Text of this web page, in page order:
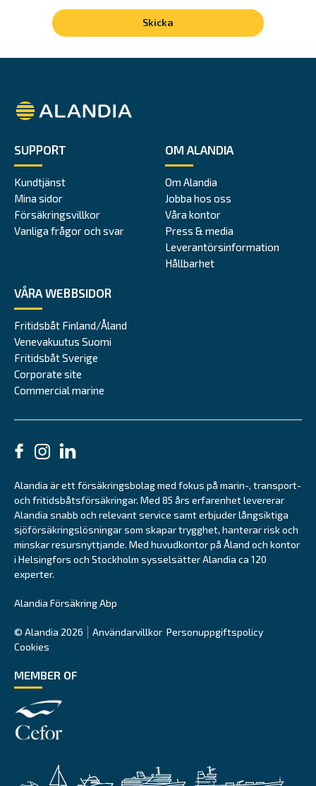
Alandia
SUPPORT
Kundtjänst
Mina sidor
Försäkringsvillkor
Vanliga frågor och svar
OM ALANDIA
Om Alandia
Jobba hos oss
Våra kontor
Press & media
Leverantörsinformation
Hållbarhet
VÅRA WEBBSIDOR
Fritidsbåt Finland/Åland
Venevakuutus Suomi
Fritidsbåt Sverige
Corporate site
Commercial marine
Alandia är ett försäkringsbolag med fokus på marin-, transport-
och fritidsbåtsförsäkringar. Med 85 års erfarenhet levererar
Alandia snabb och relevant service samt erbjuder långsiktiga
sjöförsäkringslösningar som skapar trygghet, hanterar risk och
minskar resursnyttjande. Med huvudkontor på Åland och kontor
i Helsingfors och Stockholm sysselsätter Alandia ca 120
experter.
Alandia Försäkring Abp
© Alandia 2026 Användarvillkor Personuppgiftspolicy
Cookies
MEMBER OF